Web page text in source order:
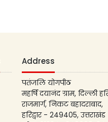
Address
पतंजलि योगपीठ
महर्षि दयानंद ग्राम, दिल्ली
राजमार्ग, निकट बहादराबाद,
हरिद्वार - 249405, उत्तराखंड